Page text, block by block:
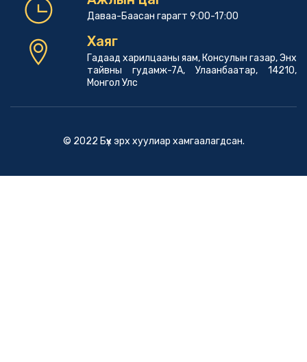
Даваа-Баасан гарагт 9:00-17:00
Хаяг
Гадаад харилцааны яам, Консулын газар, Энх
тайвны гудамж-7А, Улаанбаатар, 14210,
Монгол Улс
© 2022 Бүх эрх хуулиар хамгаалагдсан.